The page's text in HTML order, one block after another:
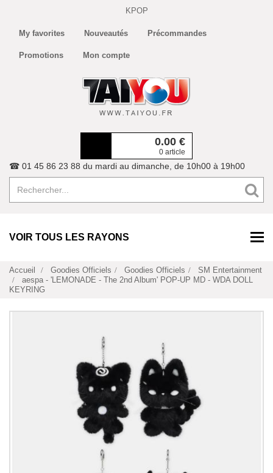
KPOP
My favorites Nouveautés Précommandes
Promotions Mon compte
0.00 €
0 article
☎ 01 45 86 23 88 du mardi au dimanche, de 10h00 à 19h00
VOIR TOUS LES RAYONS
Accueil Goodies Officiels Goodies Officiels
SM Entertainment
aespa - 'LEMONADE - The 2nd Album' POP-UP MD - WDA DOLL
KEYRING